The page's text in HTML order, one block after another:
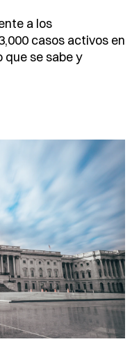
a los
casos activos en
que se sabe y